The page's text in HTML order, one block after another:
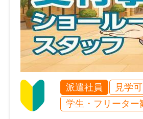
派遣社員 見学可
学生・フリーター